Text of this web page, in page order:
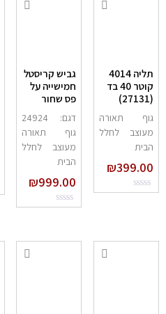
תליה 4014
קוטר 40 בד
(27131)
גוף תאורה
מעוצב לחלל
הבית
₪399.00
גביש קריסטל
חמישייה על
פס שחור
דגם: 24924
גוף תאורה
מעוצב לחלל
הבית
₪999.00